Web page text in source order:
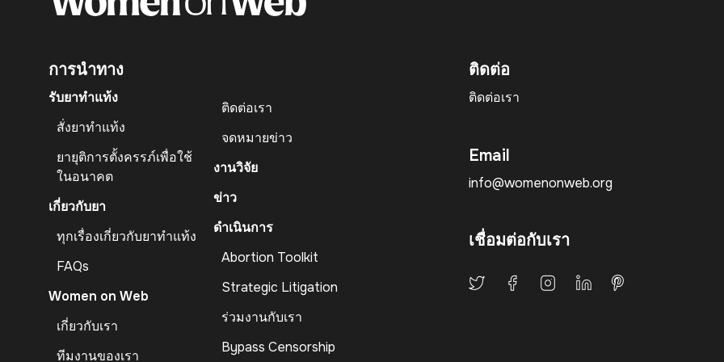
การนำทาง
รับยาทำแท้ง
สั่งยาทำแท้ง
ยายุติการตั้งครรภ์เพื่อใช้
ในอนาคต
เกี่ยวกับยา
ทุกเรื่องเกี่ยวกับยาทำแท้ง
FAQs
Women on Web
เกี่ยวกับเรา
ทีมงานของเรา
ติดต่อเรา
จดหมายข่าว
งานวิจัย
ข่าว
ดำเนินการ
Abortion Toolkit
Strategic Litigation
ร่วมงานกับเรา
Bypass Censorship
ติดต่อ
ติดต่อเรา
Email
info@womenonweb.org
เชื่อมต่อกับเรา